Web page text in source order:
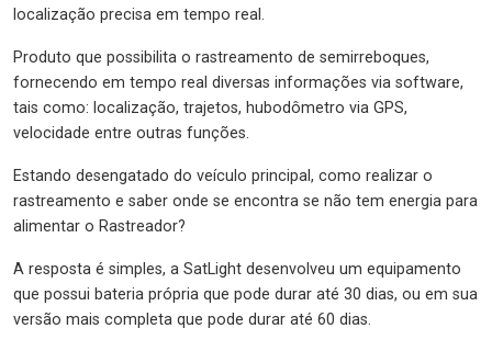
localização precisa em tempo real.
Produto que possibilita o rastreamento de semirreboques,
fornecendo em tempo real diversas informações via software,
tais como: localização, trajetos, hubodômetro via GPS,
velocidade entre outras funções.
Estando desengatado do veículo principal, como realizar o
rastreamento e saber onde se encontra se não tem energia para
alimentar o Rastreador?
A resposta é simples, a SatLight desenvolveu um equipamento
que possui bateria própria que pode durar até 30 dias, ou em sua
versão mais completa que pode durar até 60 dias.